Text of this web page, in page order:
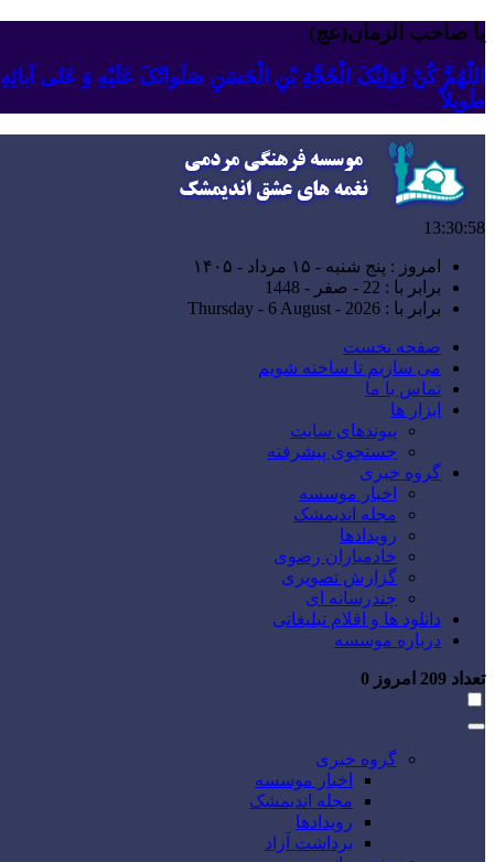
یا صاحب الزمان(عج)
اللّهُمَّ کُنْ لِوَلِیِّکَ الْحُجَّةِ بْنِ الْحَسَنِ صَلَواتُکَ عَلَیْهِ وَ عَلى
طَویلاً
13:30:59
امروز : پنج شنبه - ۱۵ مرداد - ۱۴۰۵
برابر با : 22 - صفر - 1448
برابر با : Thursday - 6 August - 2026
صفحه نخست
می سازیم تا ساخته شویم
تماس با ما
ابزار ها
پیوندهای سایت
جستجوی پیشرفته
گروه خبری
اخبار موسسه
مجله اندیمشک
رویدادها
خادمیاران رضوی
گزارش تصویری
چندرسانه ای
دانلود ها و اقلام تبلیغاتی
درباره موسسه
تعداد امروز 0
گروه خبری
اخبار موسسه
مجله اندیمشک
رویدادها
برداشت آزاد